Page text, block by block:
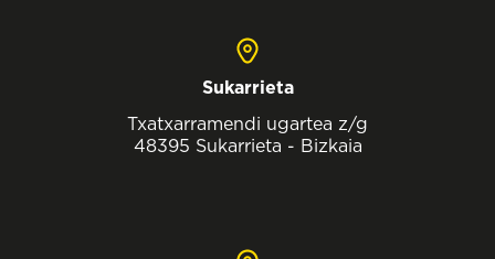
Sukarrieta
Txatxarramendi ugartea z/g
48395 Sukarrieta - Bizkaia